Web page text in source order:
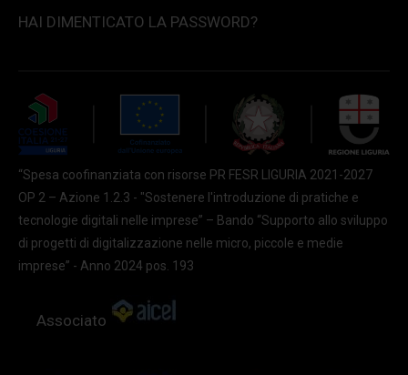
HAI DIMENTICATO LA PASSWORD?
“Spesa coofinanziata con risorse PR FESR LIGURIA 2021-2027
OP 2 – Azione 1.2.3 - "Sostenere l'introduzione di pratiche e
tecnologie digitali nelle imprese” – Bando “Supporto allo sviluppo
di progetti di digitalizzazione nelle micro, piccole e medie
imprese” - Anno 2024 pos. 193
Associato